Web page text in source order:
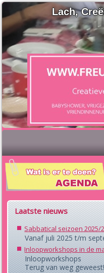
Lach,
Laatste nieuws
Sabbatical seizoen 2025/
Vanaf juli 2025 t/m
Inloopworkshops in de
Inloopworkshops
Terug van weg